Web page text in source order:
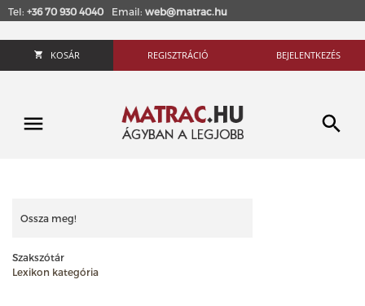
Tel: +36 70 930 4040 Email: web@matrac.hu
KOSÁR REGISZTRÁCIÓ BEJELENTKEZÉS
Ossza meg!
Szakszótár
Lexikon kategória